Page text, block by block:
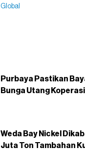
Global
Purbaya Pastikan
Bunga Utang
Weda Bay Nickel
Juta Ton Tambahan